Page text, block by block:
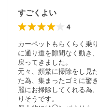
すごくよい
4
カーペットもらくらく乗
に通り道を隙間なく動き
戻ってきました。
元々、頻繁に掃除をし見
た為、集まったゴミに驚
麗にお掃除してくれる為
りそうです。